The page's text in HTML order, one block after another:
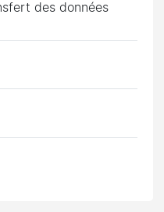
des données